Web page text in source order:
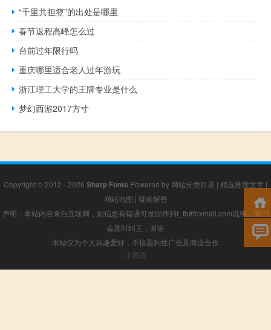
“千里共担簦”的出处是哪里
春节返程高峰怎么过
台前过年限行吗
重庆哪里适合老人过年游玩
浙江理工大学的王牌专业是什么
梦幻西游2017方寸
Copyright © 2012 - 2026 Sharp Fonts Powered by 网站分类目录 | 精选推荐文章 |
网站地图 | 疑难解答
声明：本站内容来自互联网，如信息有错误可发邮件到f_fb#foxmail.com说明，我们
会及时纠正，谢谢
本站仅为个人兴趣爱好，不接盈利性广告及商业合作
小男孩